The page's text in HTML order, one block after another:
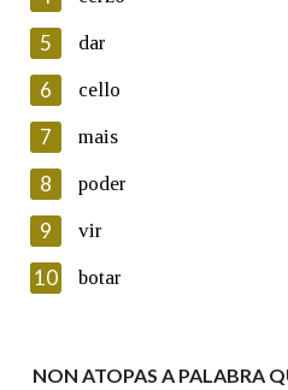
Lin e acepto as
Introduce o código que
Texto de verificación
5 dar
6 cello
7 mais
8 poder
9 vir
10 botar
NON ATOPAS A PALABRA